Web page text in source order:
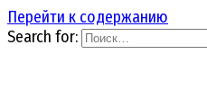
Перейти к содержанию
Search for: